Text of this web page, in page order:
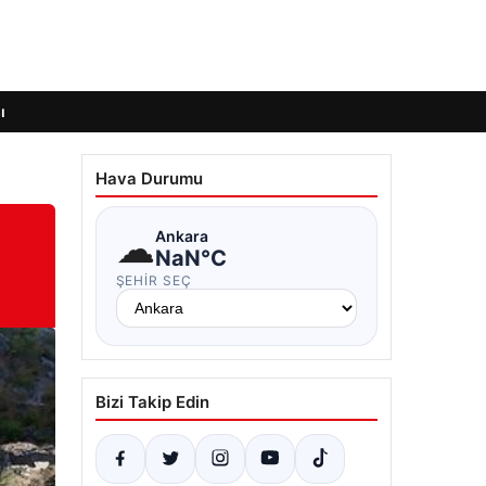
Hava Durumu
☁Ankara
NaN°C
ŞEHIR SEÇ
Bizi Takip Edin